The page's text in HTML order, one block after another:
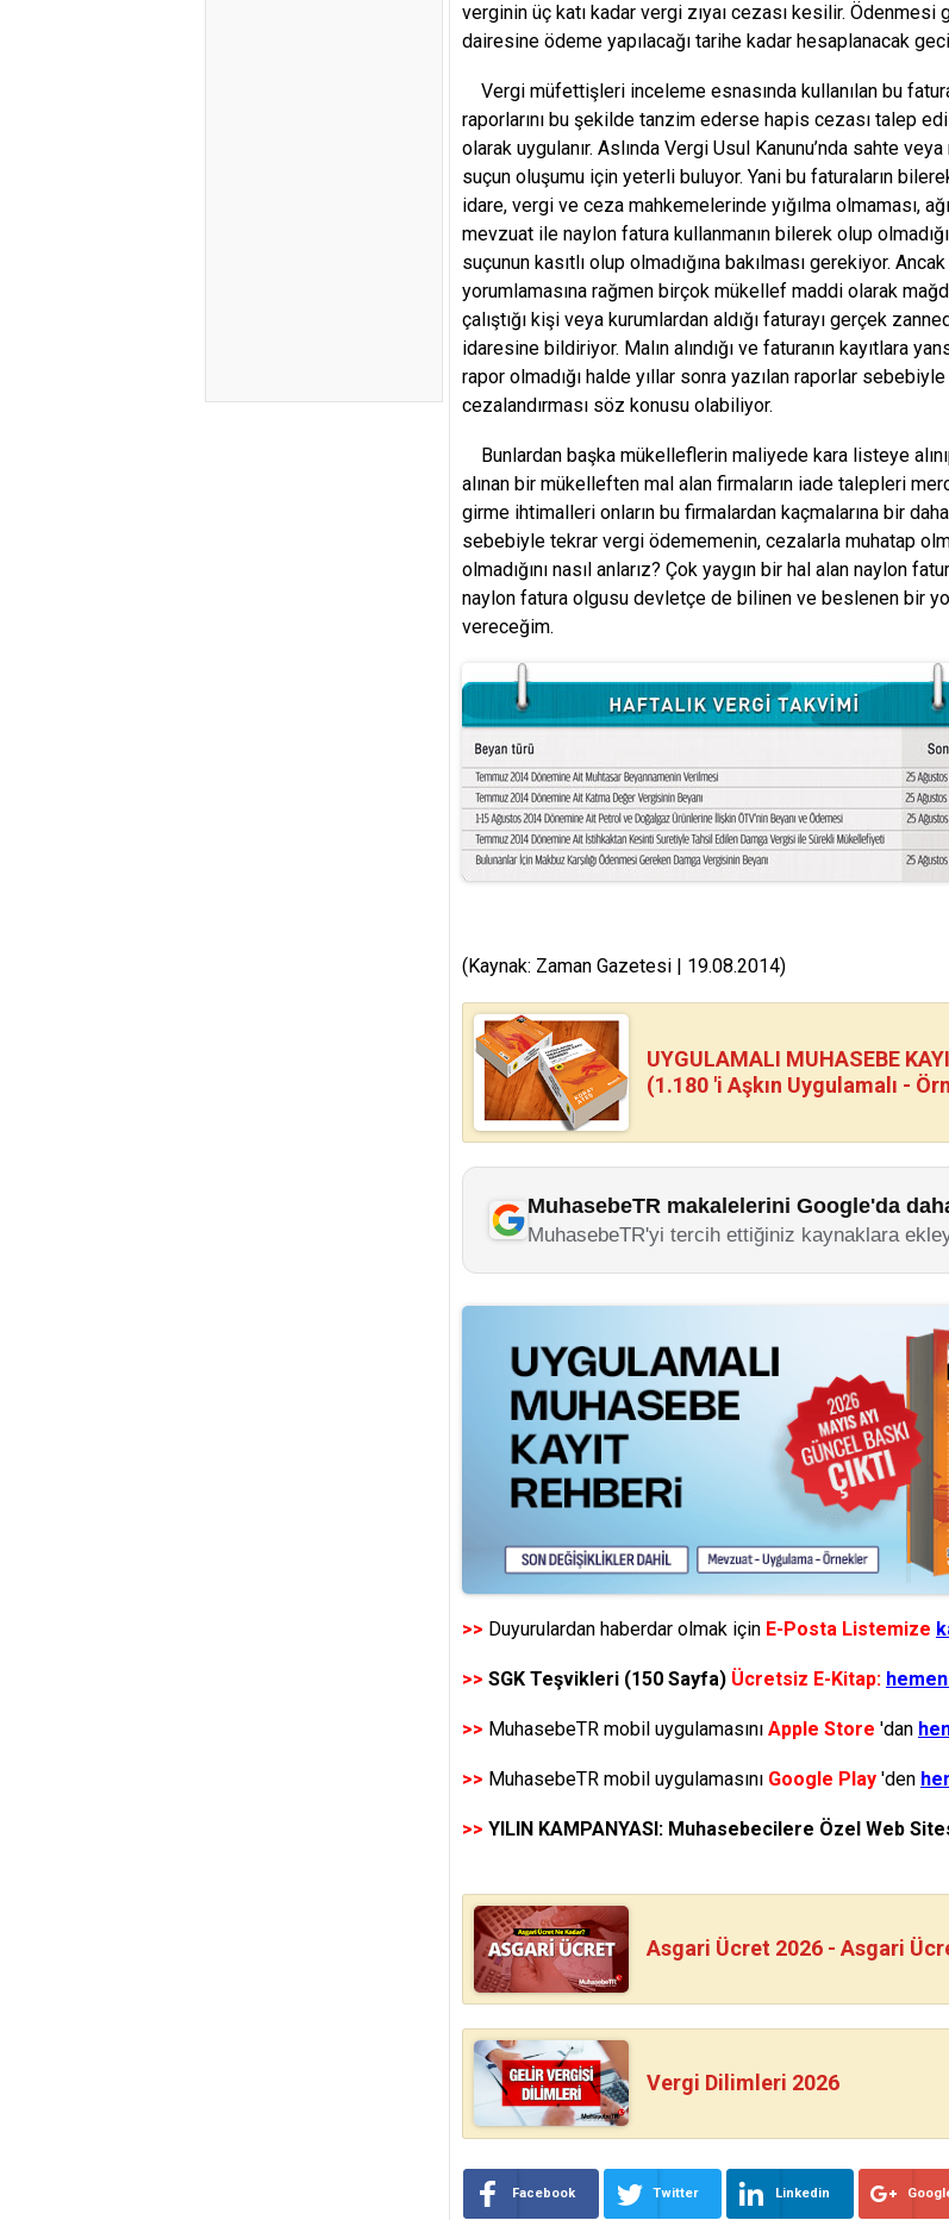
verginin üç katı kadar vergi zıyaı cezası kesilir.
dairesine ödeme yapılacağı tarihe kadar hesaplanacak
Vergi müfettişleri inceleme esnasında kullanılan bu
raporlarını bu şekilde tanzim ederse hapis cezası talep
olarak uygulanır. Aslında Vergi Usul Kanunu’nda sahte
suçun oluşumu için yeterli buluyor. Yani bu faturaların
idare, vergi ve ceza mahkemelerinde yığılma olmaması,
mevzuat ile naylon fatura kullanmanın bilerek olup
suçunun kasıtlı olup olmadığına bakılması gerekiyor.
yorumlamasına rağmen birçok mükellef maddi olarak
çalıştığı kişi veya kurumlardan aldığı faturayı gerçek
idaresine bildiriyor. Malın alındığı ve faturanın kayıtlara
rapor olmadığı halde yıllar sonra yazılan raporlar
cezalandırması söz konusu olabiliyor.
Bunlardan başka mükelleflerin maliyede kara listeye
alınan bir mükelleften mal alan firmaların iade talepleri
girme ihtimalleri onların bu firmalardan kaçmalarına bir
sebebiyle tekrar vergi ödememenin, cezalarla muhatap
olmadığını nasıl anlarız? Çok yaygın bir hal alan naylon
naylon fatura olgusu devletçe de bilinen ve beslenen bir
vereceğim.
(Kaynak: Zaman Gazetesi | 19.08.2014)
UYGULAMALI MUHASEBE
(1.180 'i Aşkın Uygulamalı -
MuhasebeTR makalelerini Google'da
MuhasebeTR'yi tercih ettiğiniz kaynaklara
>> Duyurulardan haberdar olmak için E-Posta Listemize
>> SGK Teşvikleri (150 Sayfa) Ücretsiz E-Kitap:
>> MuhasebeTR mobil uygulamasını Apple Store 'dan
>> MuhasebeTR mobil uygulamasını Google Play 'den
>> YILIN KAMPANYASI: Muhasebecilere Özel Web
Asgari Ücret 2026 - Asgari
Vergi Dilimleri 2026
Facebook Twitter Linkedin